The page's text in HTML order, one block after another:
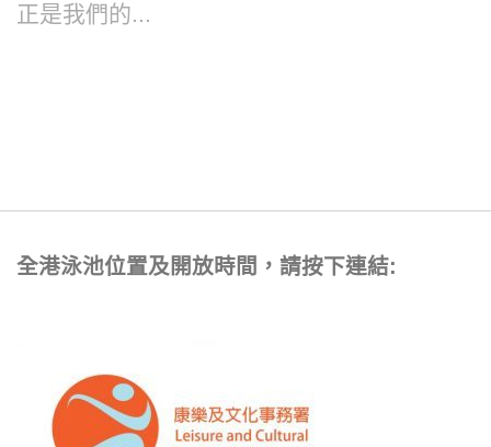
正是我們的...
全港泳池位置及開放時間，請按下連結: